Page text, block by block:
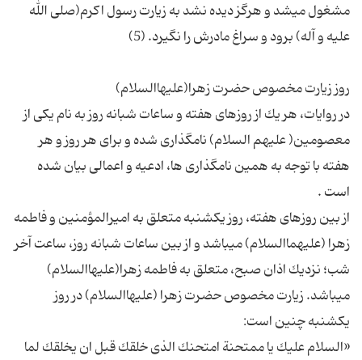
مشغول مى‏شد و هرگز دیده نشد به زیارت رسول اکرم(صلى الله
در روایات، هر یك از روزهاى هفته و ساعات شبانه روز به نام یكى از
معصومین( علیهم السلام) نامگذارى شده و براى هر روز و هر
هفته با توجه به همین نامگذاری ها، ادعیه و اعمالى بیان شده
از بین روزهاى هفته، روز یكشنبه متعلق به امیرالمؤمنین و فاطمه
زهرا (علیهماالسلام) مى‏باشد و از بین ساعات شبانه روز، ساعت آخر
شب؛ نزدیك اذان صبح، متعلق به فاطمه زهرا(علیهاالسلام)
مى‏باشد. زیارت مخصوص حضرت زهرا (علیهاالسلام) در روز
«السلام علیك یا ممتحنة امتحنك الذى خلقك قبل ان یخلقك لما